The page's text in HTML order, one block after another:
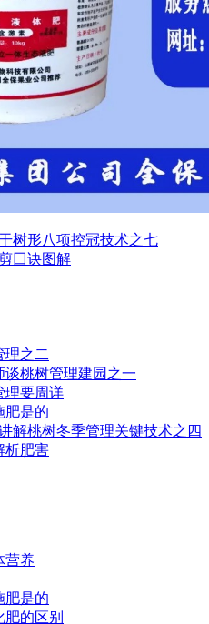
树形八项控冠技术之七
囗诀图解
理之二
谈桃树管理建园之一
理要周详
肥是的
解桃树冬季管理关键技术之四
析肥害
营养
肥是的
肥的区别